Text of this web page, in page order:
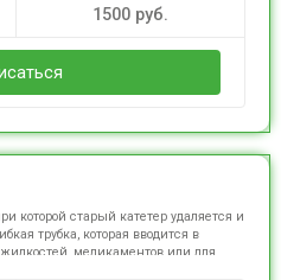
для удаления гноя и
под местной анестезией, и
дренажа для удаления
1500 руб.
которой старый катетер удаляется и
трубка, которая вводится в
медикаментов или для
катетера может быть необходима,